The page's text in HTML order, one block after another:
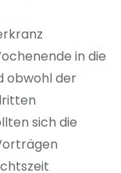
in die
obwohl der
sich die